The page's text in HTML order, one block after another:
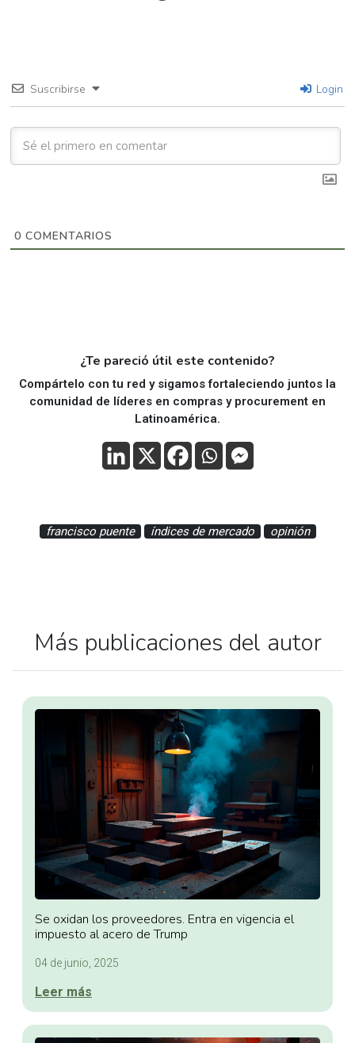
Suscribirse Login
0 COMENTARIOS
¿Te pareció útil este contenido?
Compártelo con tu red y sigamos fortaleciendo juntos la
comunidad de líderes en compras y procurement en
Latinoamérica.
francisco puente índices de mercado opinión
Más publicaciones del autor
Se oxidan los proveedores. Entra en vigencia el
impuesto al acero de Trump
04 de junio, 2025
Leer más